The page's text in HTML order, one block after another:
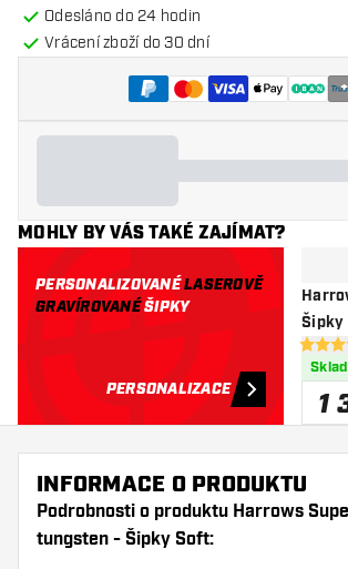
Odesláno do 24 hodin
Vrácení zboží do 30 dní
+
MOHLY BY VÁS TAKÉ ZAJÍMAT?
PERSONALIZOVANÉLASEROVĚ
GRAVÍROVANÉŠIPKY
PERSONALIZACE
Šipky
4.6
1
INFORMACE O PRODUKTU
Podrobnosti o produktu Harrows
tungsten - Šipky Soft: